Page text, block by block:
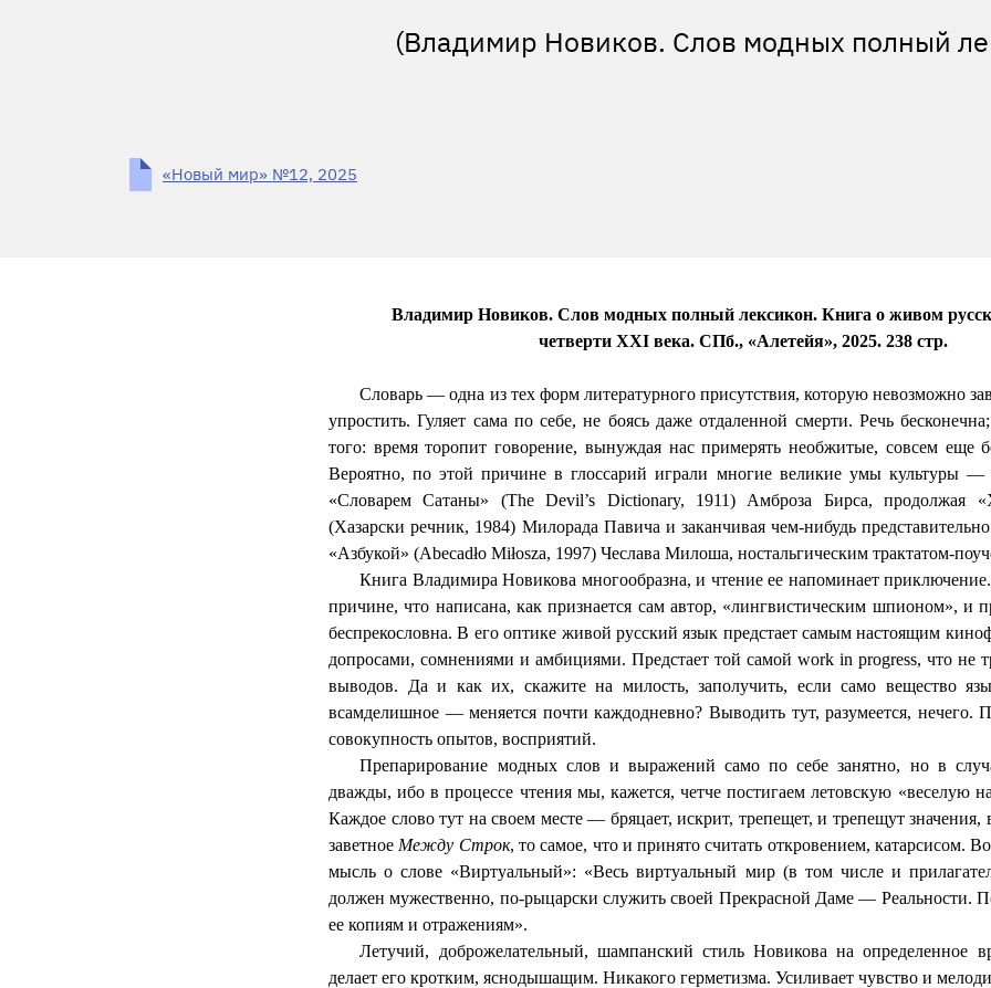
(Владимир Новиков. Слов модных полный
«Новый мир» №12, 2025
Владимир Новиков. Слов модных полный лексикон. Книга о живом
четверти XXI века. СПб., «Алетейя», 2025. 238 стр.
Словарь — одна из тех форм литературного присутствия, которую невозможно
упростить. Гуляет сама по себе, не боясь даже отдаленной смерти. Речь
того: время торопит говорение, вынуждая нас примерять необжитые, совсем еще
Вероятно, по этой причине в глоссарий играли многие великие умы культуры
«Словарем Сатаны» (The Devil’s Dictionary, 1911) Амброза Бирса, продолжая
(Хазарски речник, 1984) Милорада Павича и заканчивая чем-нибудь
«Азбукой» (Abecadło Miłosza, 1997) Чеслава Милоша, ностальгическим трактатом-
Книга Владимира Новикова многообразна, и чтение ее напоминает
причине, что написана, как признается сам автор, «лингвистическим шпионом», и
беспрекословна. В его оптике живой русский язык предстает самым настоящим
допросами, сомнениями и амбициями. Предстает той самой work in progress, что не
выводов. Да и как их, скажите на милость, заполучить, если само вещество
всамделишное — меняется почти каждодневно? Выводить тут, разумеется,
совокупность опытов, восприятий.
Препарирование модных слов и выражений само по себе занятно, но в
дважды, ибо в процессе чтения мы, кажется, четче постигаем летовскую «веселую
Каждое слово тут на своем месте — бряцает, искрит, трепещет, и трепещут значения,
заветное Между Строк, то самое, что и принято считать откровением, катарсисом.
мысль о слове «Виртуальный»: «Весь виртуальный мир (в том числе и
должен мужественно, по-рыцарски служить своей Прекрасной Даме — Реальности.
ее копиям и отражениям».
Летучий, доброжелательный, шампанский стиль Новикова на определенное
делает его кротким, яснодышащим. Никакого герметизма. Усиливает чувство и